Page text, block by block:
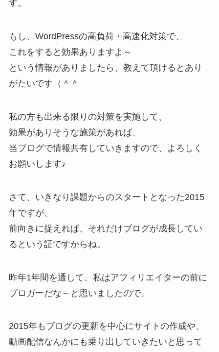
す。
もし、WordPressの高負荷・高速化対策で、
これをすると効果ありますよ～
という情報がありましたら、教えて頂けるとあり
がたいです（＾＾
私の方も出来る限りの対策を実施して、
効果がありそうな施策があれば、
当ブログで情報共有していきますので、よろしく
お願いします♪
さて、いきなり課題からのスタートとなった2015
年ですが、
前向きに捉えれば、それだけブログが成長してい
るという証ですからね。
昨年1年間を通して、私はアフィリエイターの前に
ブロガーだな～と思いましたので、
2015年もブログの更新を中心にサイトの作成や、
動画配信なんかにも乗り出していきたいと思って